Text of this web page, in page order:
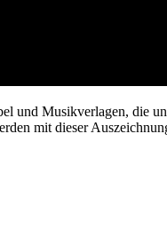
Musikverlagen, die
mit dieser